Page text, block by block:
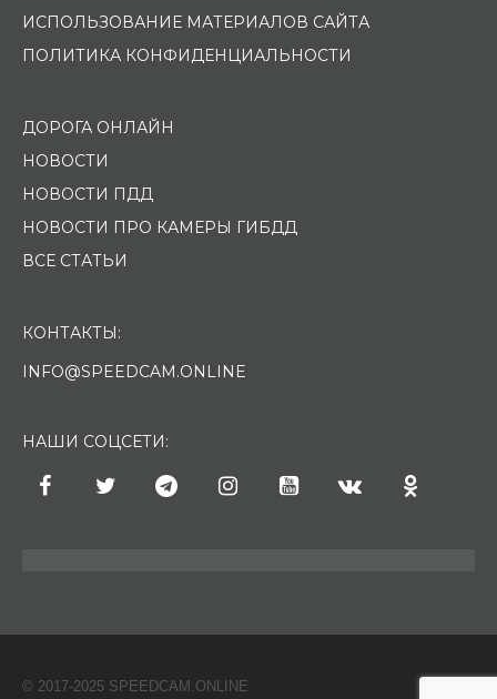
ИСПОЛЬЗОВАНИЕ МАТЕРИАЛОВ САЙТА
ПОЛИТИКА КОНФИДЕНЦИАЛЬНОСТИ
ДОРОГА ОНЛАЙН
НОВОСТИ
НОВОСТИ ПДД
НОВОСТИ ПРО КАМЕРЫ ГИБДД
ВСЕ СТАТЬИ
КОНТАКТЫ:
INFO@SPEEDCAM.ONLINE
НАШИ СОЦСЕТИ:
© 2017-2025 SPEEDCAM.ONLINE